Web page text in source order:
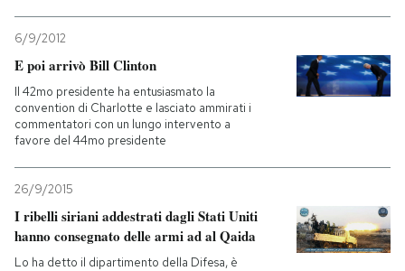
PODCAST
NEWSLETTER
I MIEI PREFERITI
SHOP
6/9/2012
E poi arrivò Bill Clinton
Il 42mo presidente ha entusiasmato la
convention di Charlotte e lasciato ammirati i
commentatori con un lungo intervento a
favore del 44mo presidente
26/9/2015
I ribelli siriani addestrati dagli Stati Uniti
hanno consegnato delle armi ad al Qaida
Lo ha detto il dipartimento della Difesa, è